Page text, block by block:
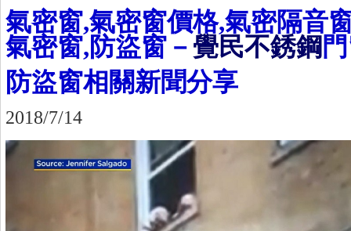
氣密窗,氣密窗價格,氣密隔音
氣密窗,防盜窗－ 覺民不銹鋼
防盜窗相關新聞分享
2018/7/14